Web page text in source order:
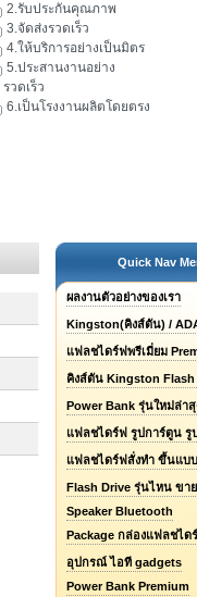
2.รับประกันคุณภาพ
3.จัดส่งรวดเร็ว
4.ให้บริการอย่างเป็นมิตร
5.ประสานงานอย่าง
รวดเร็ว
6.เป็นโรงงานผลิตโดยตรง
Quick Nav
ผลงานตัวอย่างของเรา
Kingston(คิงส์ตัน) /
แฟลชไดร์ฟพรีเมี่ยม
คิงส์ตัน Kingston Flash
Power Bank รุ่นใหม่ล่า
แฟลชไดร์ฟ รูปการ์ตูน รู
แฟลชไดร์ฟสั่งทำ ขึ้นแบ
Flash Drive รุ่นไหน ขา
Speaker Bluetooth
Package กล่องแฟลชได
อุปกรณ์ ไอที gadgets
Power Bank Premium